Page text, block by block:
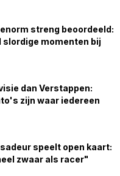
streng beoordeeld:
slordige momenten bij
dan Verstappen:
zijn waar iedereen
speelt open kaart:
zwaar als racer"